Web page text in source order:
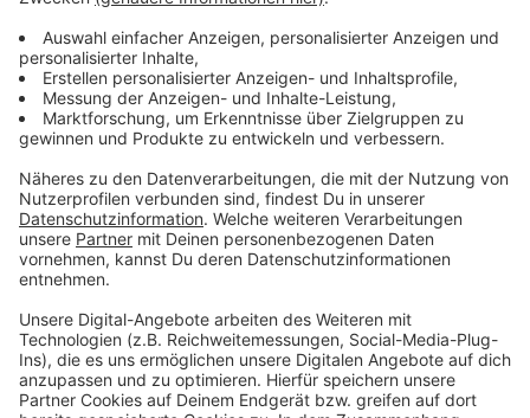
Die genaue Beschreibung des Gesuchten
Anzeige
ist etwa 50 bis 55 Jahre alt, von schlanker Statur und
trug eine blaue Winterjacke sowie eine blaue Hose.
Unter einem bunten Motorradhelm trug er eine Brille.
Bei dem Fahrzeug soll es sich um ein silber-graues
abgenutzten Eindruck machte. Die Polizei bittet
Zeuginnen und Zeugen, die Angaben zum
Unfallhergang, zum flüchtigen Kradfahrer oder zu
dessen Fahrzeug machen können, sich unter der